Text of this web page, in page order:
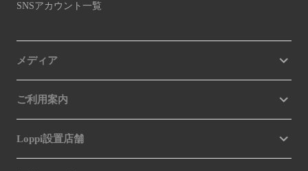
SNSアカウント一覧
メディア
ご利用案内
Loppi設置店舗